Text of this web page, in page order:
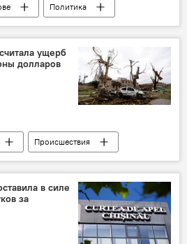
Политика
РМ-ЕС
Молдова
ущерб
долларов
Происшествия
ущерб
в силе
за